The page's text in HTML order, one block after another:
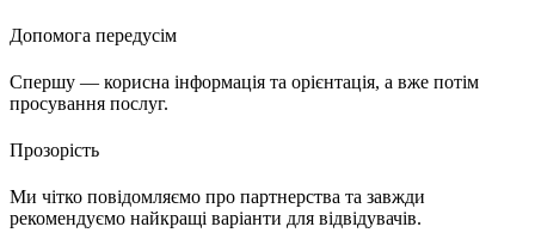
Допомога передусім
Спершу — корисна інформація та орієнтація, а вже потім
просування послуг.
Прозорість
Ми чітко повідомляємо про партнерства та завжди
рекомендуємо найкращі варіанти для відвідувачів.